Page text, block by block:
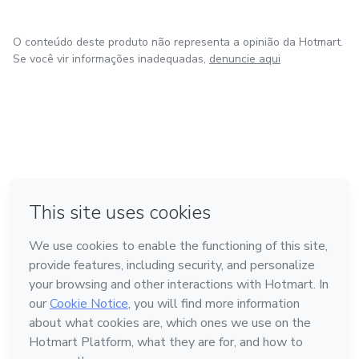
O conteúdo deste produto não representa a opinião da Hotmart.
Se você vir informações inadequadas, denuncie aqui
Feito com ❤ na Cidade do México
Conheça a Hotmart
Idioma